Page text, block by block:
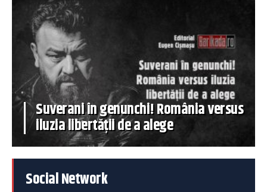
Suverani în genunchi! România versus
iluzia libertății de a alege
Social Network